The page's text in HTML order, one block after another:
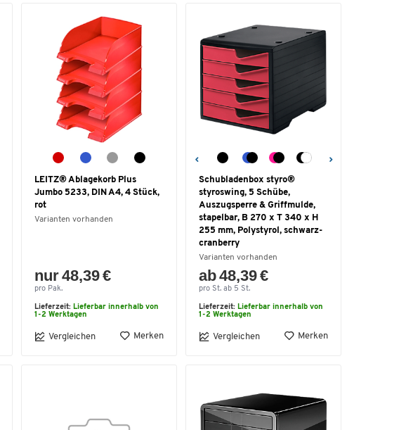
LEITZ® Ablagekorb Plus
Jumbo 5233, DIN A4, 4 Stück,
rot
Varianten vorhanden
nur 48,39 €
pro Pak.
Lieferzeit: Lieferbar innerhalb von
1-2 Werktagen
Vergleichen Merken
Schubladenbox styro®
styroswing, 5 Schübe,
Auszugsperre & Griffmulde,
stapelbar, B 270 x T 340 x H
255 mm, Polystyrol, schwarz-
cranberry
Varianten vorhanden
ab 48,39 €
pro St. ab 5 St.
Lieferzeit: Lieferbar innerhalb von
1-2 Werktagen
Vergleichen Merken